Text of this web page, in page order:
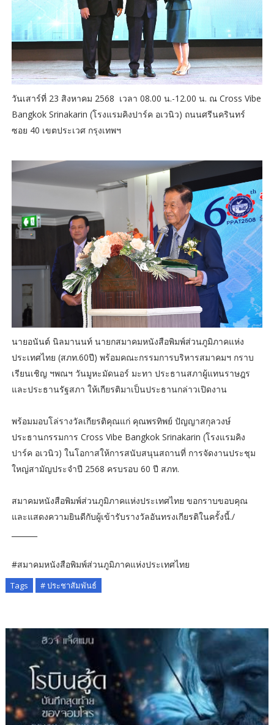
วันเสาร์ที่ 23 สิงหาคม ​2568​ ​ เวลา​ 08.00 น.​-12.00 น. ณ Cross Vibe
Bangkok Srinakarin (โรงแรมคิงปาร์ค​ อเวนิว)​ ถนนศรีนครินทร์​
ซอย 40 ​เขตประเวศ​ กรุงเทพฯ
นายอนันต์​ นิลมานนท์​ นายกสมาคมหนังสือพิมพ์ส่วนภูมิภาคแห่ง
ประเทศไทย (สภท.60ปี)​​ พร้อมคณะกรรมการบริหารสมาคมฯ​ กราบ
เรียนเชิญ​ ฯพณฯ​ วันมูหะมัดนอร์​ มะทา​ ประธานสภาผู้แทนราษฎร​
และประธานรัฐสภา​ ให้เกียรติมาเป็นประธานกล่าวเปิดงาน
พร้อมมอบ​โล่รางวัลเกียรติคุณ​แก่ คุณพรทิพย์ ปัญญาสกุลวงษ์
ประธานกรรมการ Cross Vibe Bangkok Srinakarin (โรงแรมคิง
ปาร์ค อเวนิว) ในโอกาสให้การสนับสนุนสถานที่ การจัดงานประชุม
ใหญ่สามัญประจำปี 2568 ครบรอบ 60 ปี สภท.
สมาคมหนังสือพิมพ์ส่วนภูมิภาคแห่งประเทศไทย​ ขอกราบขอบคุณ
และแสดงความยินดีกับผู้เข้ารับรางวัลอันทรงเกียรติในครั้งนี้./
#สมาคมหนังสือพิมพ์ส่วนภูมิภาคแห่งประเทศไทย
Tags # ประชาสัมพันธ์